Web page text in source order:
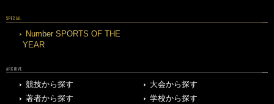
SPECIAL
Number SPORTS OF THE
YEAR
ARCHIVE
競技から探す
大会から探す
著者から探す
学校から探す